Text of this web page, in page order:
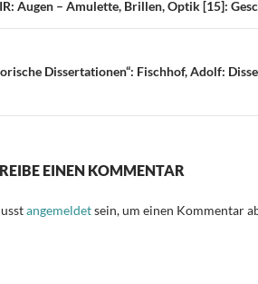
Augen – Amulette, Brillen, Optik [15]:
Dissertationen“: Fischhof, Adolf:
EINEN KOMMENTAR
angemeldetsein, um einen Kommentar